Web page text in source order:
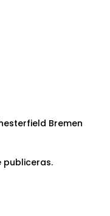
Bremen
publiceras.